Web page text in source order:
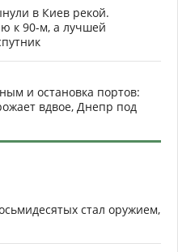
в Киев рекой.
к 90-м, а лучшей
и остановка портов:
вдвое, Днепр под
стал оружием,